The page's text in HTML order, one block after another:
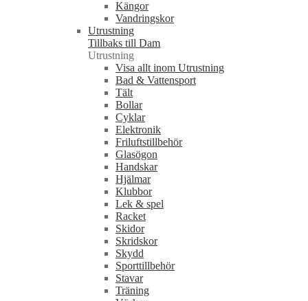
Kängor
Vandringskor
Utrustning
Tillbaks till Dam
Utrustning
Visa allt inom Utrustning
Bad & Vattensport
Tält
Bollar
Cyklar
Elektronik
Friluftstillbehör
Glasögon
Handskar
Hjälmar
Klubbor
Lek & spel
Racket
Skidor
Skridskor
Skydd
Sporttillbehör
Stavar
Träning